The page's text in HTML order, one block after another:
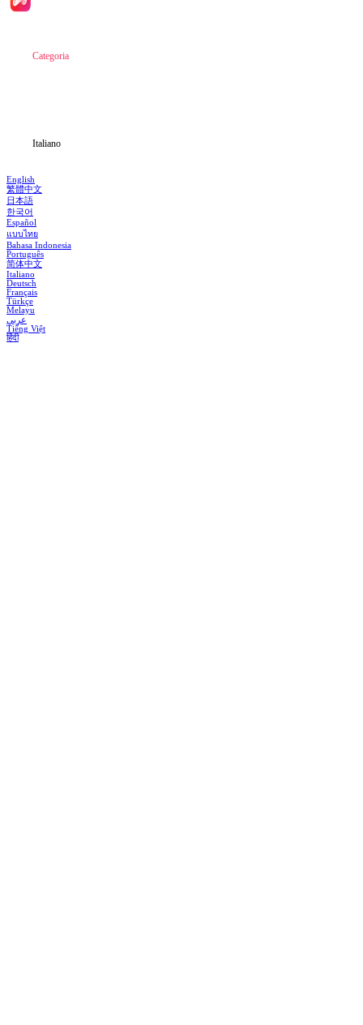
Categoria
Italiano
English
繁體中文
日本語
한국어
Español
แบบไทย
Bahasa Indonesia
Português
简体中文
Italiano
Deutsch
Français
Türkçe
Melayu
عربي
Tiếng Việt
हिंदी